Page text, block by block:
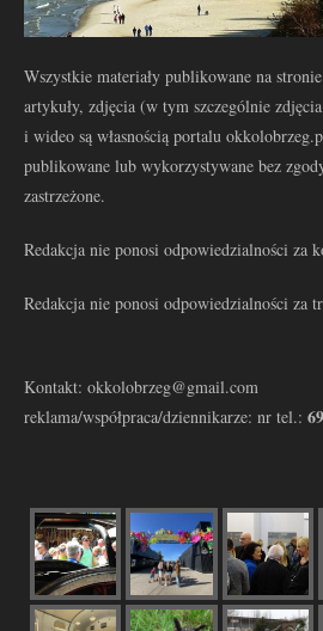
Wszystkie materiały publikowane na
artykuły, zdjęcia (w tym szczególnie
i wideo są własnością portalu
publikowane lub wykorzystywane bez
zastrzeżone.
Redakcja nie ponosi odpowiedzialności za
Redakcja nie ponosi odpowiedzialności za
Kontakt: okkolobrzeg@gmail.com
reklama/współpraca/dziennikarze: nr tel.: